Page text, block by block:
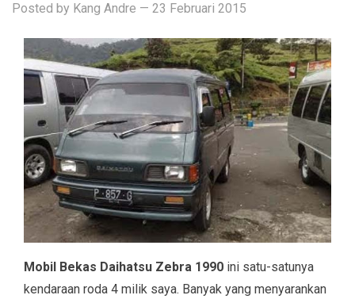
Posted by Kang Andre — 23 Februari 2015
Mobil Bekas Daihatsu Zebra 1990 ini satu-satunya
kendaraan roda 4 milik saya. Banyak yang menyarankan